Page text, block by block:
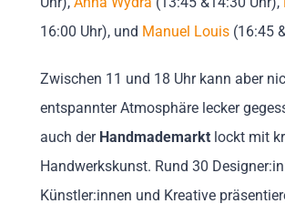
16:00 Uhr), und Manuel Louis(16:45
Zwischen 11 und 18 Uhr kann aber
entspannter Atmosphäre lecker
auch der Handmademarktlockt mit
Handwerkskunst. Rund 30
Künstler:innen und Kreative